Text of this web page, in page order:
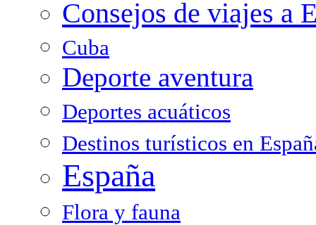
Consejos de viajes a
Cuba
Deporte aventura
Deportes acuáticos
Destinos turísticos en
España
Flora y fauna